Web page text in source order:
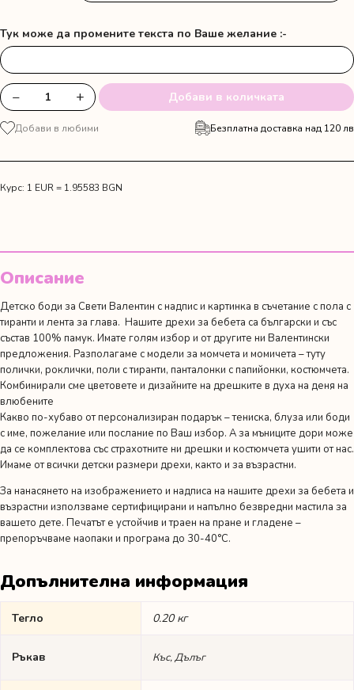
Тук може да промените текста по Ваше желание :-
количество
за
Червена
тиранти,
и
боди
"Валентинката
на
мама
и
тати"
− + Добави в количката
Добави в любими Безплатна доставка над 120 лв
Курс: 1 EUR = 1.95583 BGN
Описание
Детско боди за Свети Валентин с надпис и картинка в съчетание с пола с
тиранти и лента за глава. Нашите дрехи за бебета са български и със
състав 100% памук. Имате голям избор и от другите ни Валентински
предложения. Разполагаме с модели за момчета и момичета – туту
полички, роклички, поли с тиранти, панталонки с папийонки, костюмчета.
Комбинирали сме цветовете и дизайните на дрешките в духа на деня на
влюбените
Какво по-хубаво от персонализиран подарък – тениска, блуза или боди
с име, пожелание или послание по Ваш избор. А за мъниците дори може
да се комплектова със страхотните ни дрешки и костюмчета ушити от нас.
Имаме от всички детски размери дрехи, както и за възрастни.
За нанасянето на изображението и надписа на нашите дрехи за бебета и
възрастни използваме сертифицирани и напълно безвредни мастила за
вашето дете. Печатът е устойчив и траен на пране и гладене –
препоръчваме наопаки и програма до 30-40°C.
Допълнителна информация
Тегло 0.20 кг
Ръкав Къс, Дълъг